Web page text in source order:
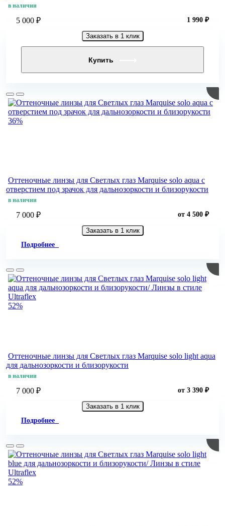
в наличии
5 000 ₽ 1 990 ₽
Заказать в 1 клик
36%
Оттеночные линзы для Светлых глаз Marquise solo aqua с
отверстием под зрачок для дальнозоркости и близорукости
в наличии
7 000 ₽ от 4 500 ₽
Заказать в 1 клик
Подробнее
52%
Оттеночные линзы для Светлых глаз Marquise solo light aqua
для дальнозоркости и близорукости
в наличии
7 000 ₽ от 3 390 ₽
Заказать в 1 клик
Подробнее
52%